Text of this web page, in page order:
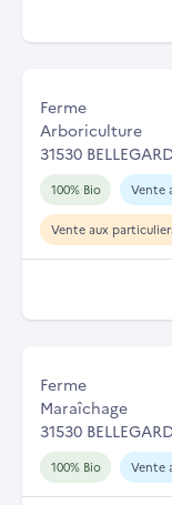
Ferme
Arboriculture
31530
100% Bio Vente
Vente aux
Ferme
Maraîchage
31530
100% Bio Vente